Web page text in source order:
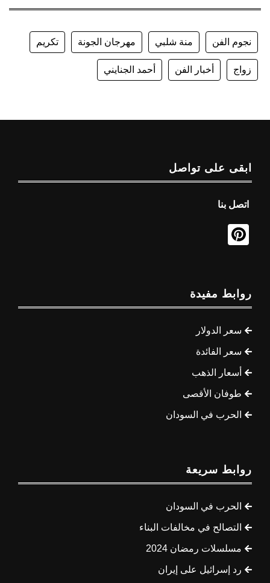
نجوم الفن منة شلبي مهرجان الجونة تكريم
زواج أخبار الفن أحمد الجنايني
ابقى على تواصل
اتصل بنا
روابط مفيدة
سعر الدولار
سعر الفائدة
أسعار الذهب
طوفان الأقصى
الحرب في السودان
روابط سريعة
الحرب في السودان
التصالح في مخالفات البناء
مسلسلات رمضان 2024
رد إسرائيل على إيران